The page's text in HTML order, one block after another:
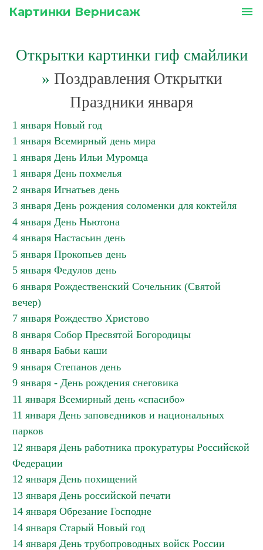
Картинки Вернисаж menu
Открытки картинки гиф смайлики
» Поздравления Открытки
Праздники января
1 января Новый год
1 января Всемирный день мира
1 января День Ильи Муромца
1 января День похмелья
2 января Игнатьев день
3 января День рождения соломенки для коктейля
4 января День Ньютона
4 января Настасьин день
5 января Прокопьев день
5 января Федулов день
6 января Рождественский Сочельник (Святой
вечер)
7 января Рождество Христово
8 января Собор Пресвятой Богородицы
8 января Бабьи каши
9 января Степанов день
9 января - День рождения снеговика
11 января Всемирный день «спасибо»
11 января День заповедников и национальных
парков
12 января День работника прокуратуры Российской
Федерации
12 января День похищений
13 января День российской печати
14 января Обрезание Господне
14 января Старый Новый год
14 января День трубопроводных войск России